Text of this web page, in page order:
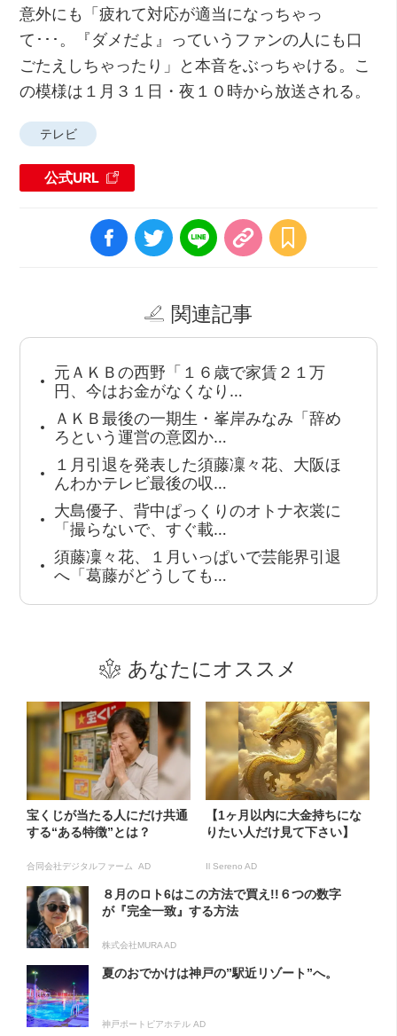
意外にも「疲れて対応が適当になっちゃっ
て･･･。『ダメだよ』っていうファンの人にも口
ごたえしちゃったり」と本音をぶっちゃける。こ
の模様は１月３１日・夜１０時から放送される。
テレビ
公式URL
関連記事
元ＡＫＢの西野「１６歳で家賃２１万
円、今はお金がなくなり…
ＡＫＢ最後の一期生・峯岸みなみ「辞め
ろという運営の意図か…
１月引退を発表した須藤凜々花、大阪ほ
んわかテレビ最後の収…
大島優子、背中ぱっくりのオトナ衣裳に
「撮らないで、すぐ載…
須藤凜々花、１月いっぱいで芸能界引退
へ「葛藤がどうしても…
あなたにオススメ
宝くじが当たる人にだけ共通
する“ある特徴”とは？
合同会社デジタルファーム AD
【1ヶ月以内に大金持ちにな
りたい人だけ見て下さい】
Il Sereno AD
８月のロト6はこの方法で買え!!６つの数字
が『完全一致』する方法
株式会社MURA AD
夏のおでかけは神戸の”駅近リゾート”へ。
神戸ポートピアホテル AD